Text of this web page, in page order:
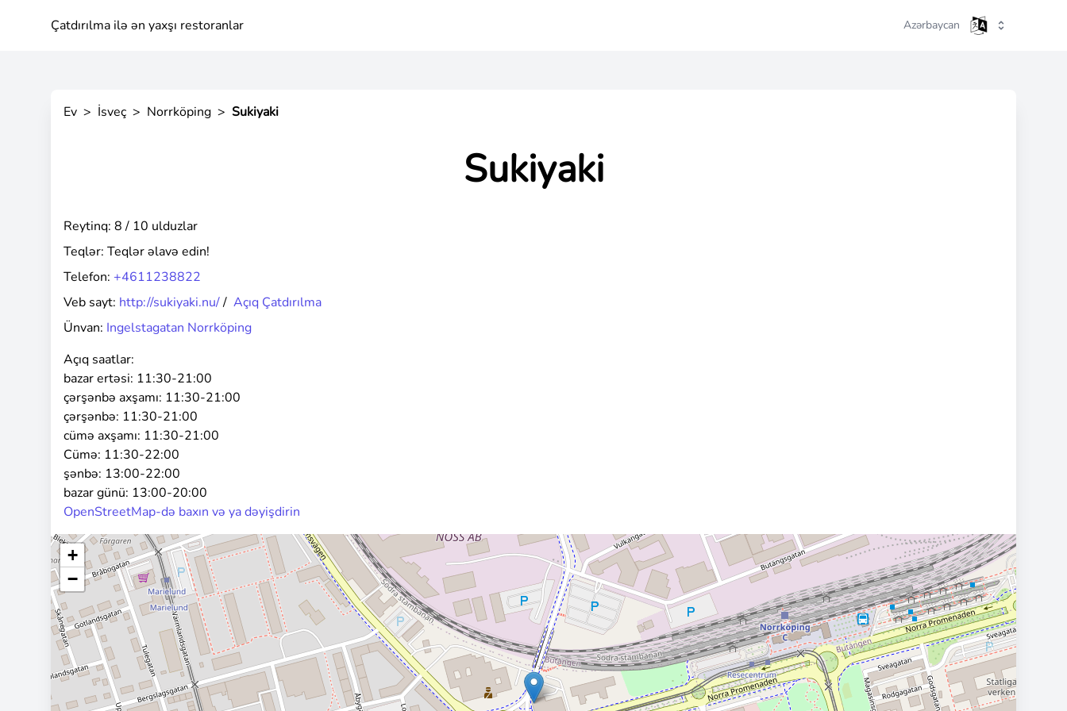
Çatdırılma ilə ən yaxşı restoranlar Azərbaycan
Ev > İsveç > Norrköping > Sukiyaki
Sukiyaki
Reytinq: 8 / 10 ulduzlar
Teqlər: Teqlər əlavə edin!
Telefon: +4611238822
Veb sayt: http://sukiyaki.nu// Açıq Çatdırılma
Ünvan: Ingelstagatan Norrköping
Açıq saatlar:
bazar ertəsi: 11:30-21:00
çərşənbə axşamı: 11:30-21:00
çərşənbə: 11:30-21:00
cümə axşamı: 11:30-21:00
Cümə: 11:30-22:00
şənbə: 13:00-22:00
bazar günü: 13:00-20:00
OpenStreetMap-də baxın və ya dəyişdirin
+
−